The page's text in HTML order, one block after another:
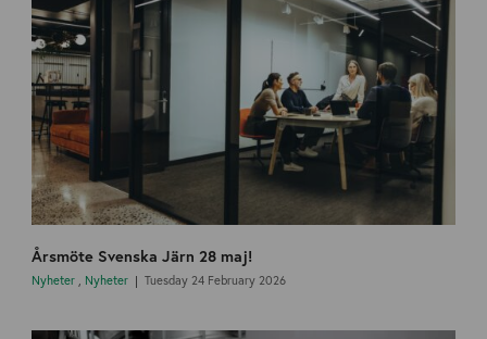
Årsmöte Svenska Järn 28 maj!
Nyheter Nyheter Tuesday 24 February 2026